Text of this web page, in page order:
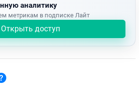
аналитику
метрикам в подписке Лайт
Открыть доступ